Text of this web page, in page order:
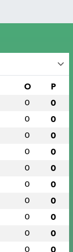
O P
0 0
0 0
0 0
0 0
0 0
0 0
0 0
0 0
0 0
0 0